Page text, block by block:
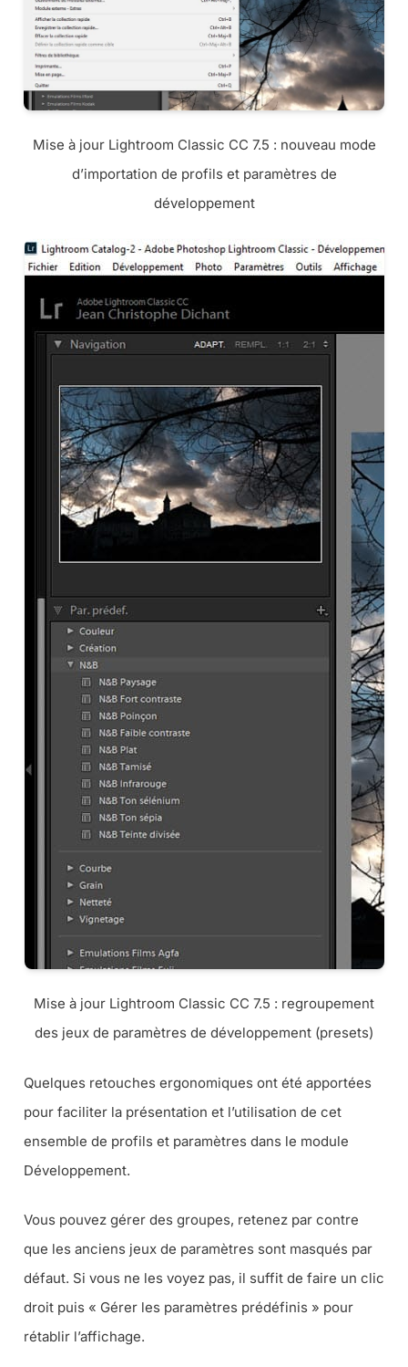
Mise à jour Lightroom Classic CC 7.5 : nouveau mode
d’importation de profils et paramètres de
développement
Mise à jour Lightroom Classic CC 7.5 : regroupement
des jeux de paramètres de développement (presets)
Quelques retouches ergonomiques ont été apportées
pour faciliter la présentation et l’utilisation de cet
ensemble de profils et paramètres dans le module
Développement.
Vous pouvez gérer des groupes, retenez par contre
que les anciens jeux de paramètres sont masqués par
défaut. Si vous ne les voyez pas, il suffit de faire un clic
droit puis « Gérer les paramètres prédéfinis » pour
rétablir l’affichage.